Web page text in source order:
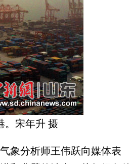
。宋年升 摄
象分析师王伟跃向媒体表